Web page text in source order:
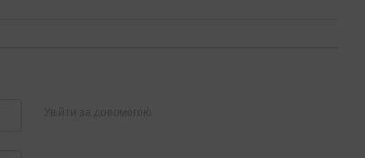
Увійти за допомогою